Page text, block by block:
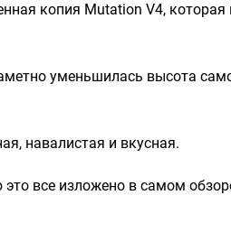
копия Mutation V4, которая
уменьшилась высота
навалистая и вкусная.
все изложено в самом